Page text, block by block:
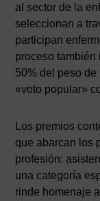
al sector de la
seleccionan a
participan
proceso también
50% del peso de
«voto popular»
Los premios
que abarcan los
profesión:
una categoría
rinde homenaje